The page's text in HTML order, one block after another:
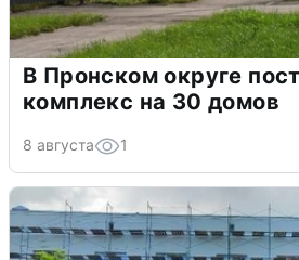
В Пронском округе
комплекс на 30 домов
8 августа 1